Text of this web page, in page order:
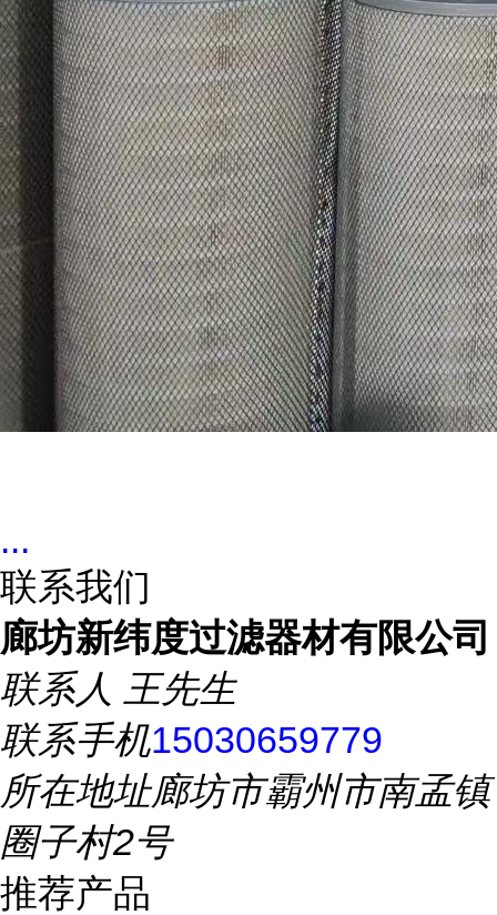
...
联系我们
廊坊新纬度过滤器材有限公司
联系人 王先生
联系手机15030659779
所在地址廊坊市霸州市南孟镇
圈子村2号
推荐产品